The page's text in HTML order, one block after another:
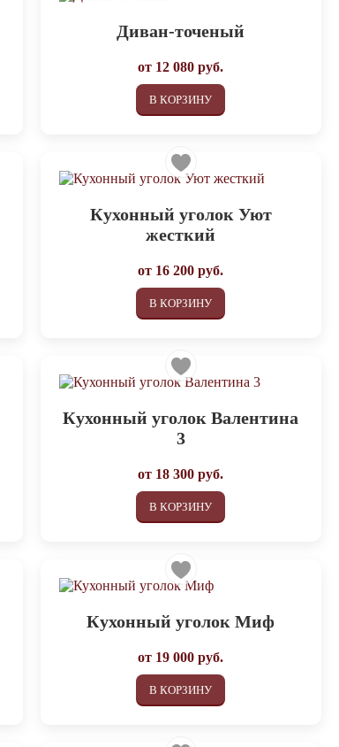
Диван-точеный
от 12 080 руб.
В КОРЗИНУ
Кухонный уголок Уют
жесткий
от 16 200 руб.
В КОРЗИНУ
Кухонный уголок Валентина
3
от 18 300 руб.
В КОРЗИНУ
Кухонный уголок Миф
от 19 000 руб.
В КОРЗИНУ